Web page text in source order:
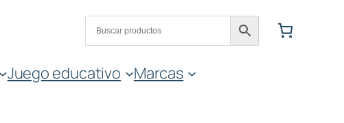
Juego educativo Marcas